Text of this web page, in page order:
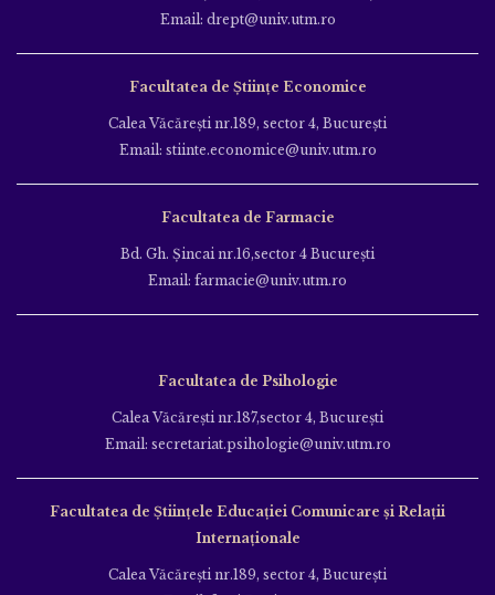
Email: drept@univ.utm.ro
Facultatea de Științe Economice
Calea Văcăreşti nr.189, sector 4, Bucureşti
Email: stiinte.economice@univ.utm.ro
Facultatea de Farmacie
Bd. Gh. Şincai nr.16,sector 4 Bucureşti
Email: farmacie@univ.utm.ro
Facultatea de Psihologie
Calea Văcăreşti nr.187,sector 4, Bucureşti
Email: secretariat.psihologie@univ.utm.ro
Facultatea de Ştiinţele Educației Comunicare și Relații
Internaționale
Calea Văcăreşti nr.189, sector 4, Bucureşti